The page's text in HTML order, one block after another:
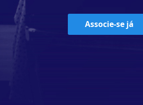
Associe-se já